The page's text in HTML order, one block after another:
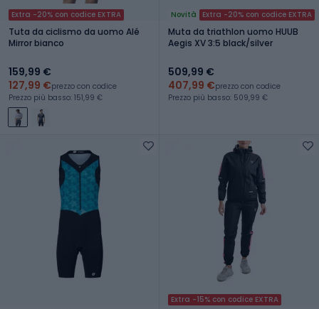
Extra -20% con codice EXTRA
Tuta da ciclismo da uomo Alé
Mirror bianco
159,99 €
127,99 €prezzo con codice
Prezzo più basso: 151,99 €
Novità Extra -20% con codice EXTRA
Muta da triathlon uomo HUUB
Aegis XV 3:5 black/silver
509,99 €
407,99 €prezzo con codice
Prezzo più basso: 509,99 €
Extra -15% con codice EXTRA